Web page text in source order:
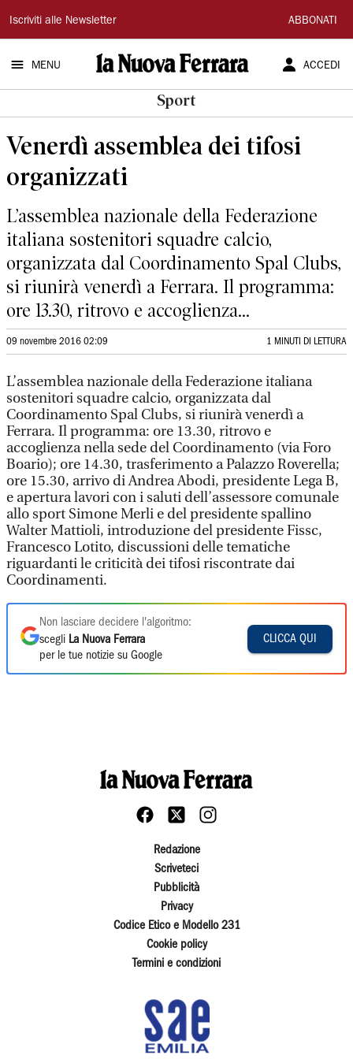
La
Nuova
Ferrara
Iscriviti alle Newsletter ABBONATI
MENU ACCEDI
Sport
Venerdì assemblea dei tifosi
organizzati
L’assemblea nazionale della Federazione
italiana sostenitori squadre calcio,
organizzata dal Coordinamento Spal Clubs,
si riunirà venerdì a Ferrara. Il programma:
ore 13.30, ritrovo e accoglienza...
09 novembre 2016 02:09 1 MINUTI DI LETTURA
L’assemblea nazionale della Federazione italiana
sostenitori squadre calcio, organizzata dal
Coordinamento Spal Clubs, si riunirà venerdì a
Ferrara. Il programma: ore 13.30, ritrovo e
accoglienza nella sede del Coordinamento (via Foro
Boario); ore 14.30, trasferimento a Palazzo Roverella;
ore 15.30, arrivo di Andrea Abodi, presidente Lega B,
e apertura lavori con i saluti dell’assessore comunale
allo sport Simone Merli e del presidente spallino
Walter Mattioli, introduzione del presidente Fissc,
Francesco Lotito, discussioni delle tematiche
riguardanti le criticità dei tifosi riscontrate dai
Coordinamenti.
Non lasciare decidere l'algoritmo:
scegli La Nuova Ferrara
per le tue notizie su Google
CLICCA QUI
Redazione
Scriveteci
Pubblicità
Privacy
Codice Etico e Modello 231
Cookie policy
Termini e condizioni